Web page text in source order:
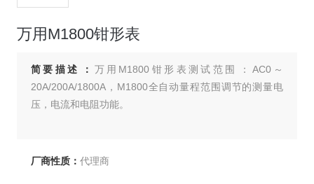
万用M1800钳形表
简要描述： 万用M1800钳形表测试范围：AC0～
20A/200A/1800A，M1800全自动量程范围调节的测量电
压，电流和电阻功能。
厂商性质： 代理商